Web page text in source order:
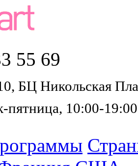
55 69
БЦ Никольская
пятница, 10:00-19:00